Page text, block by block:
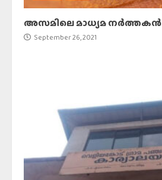
അസമിലെ മാധ്യമ നർത്തകൻ
September 26, 2021